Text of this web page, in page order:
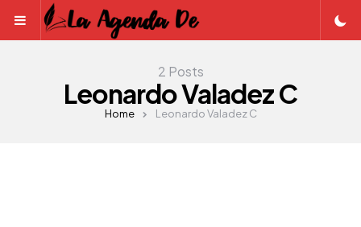
Menu
2 Posts
Leonardo Valadez C
Home Leonardo Valadez C